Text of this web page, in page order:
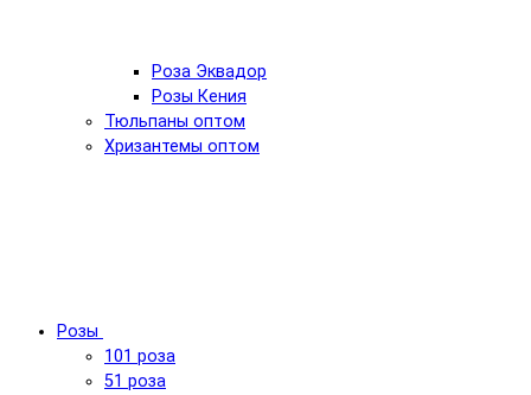
Роза Эквадор
Розы Кения
Тюльпаны оптом
Хризантемы оптом
Розы
101 роза
51 роза